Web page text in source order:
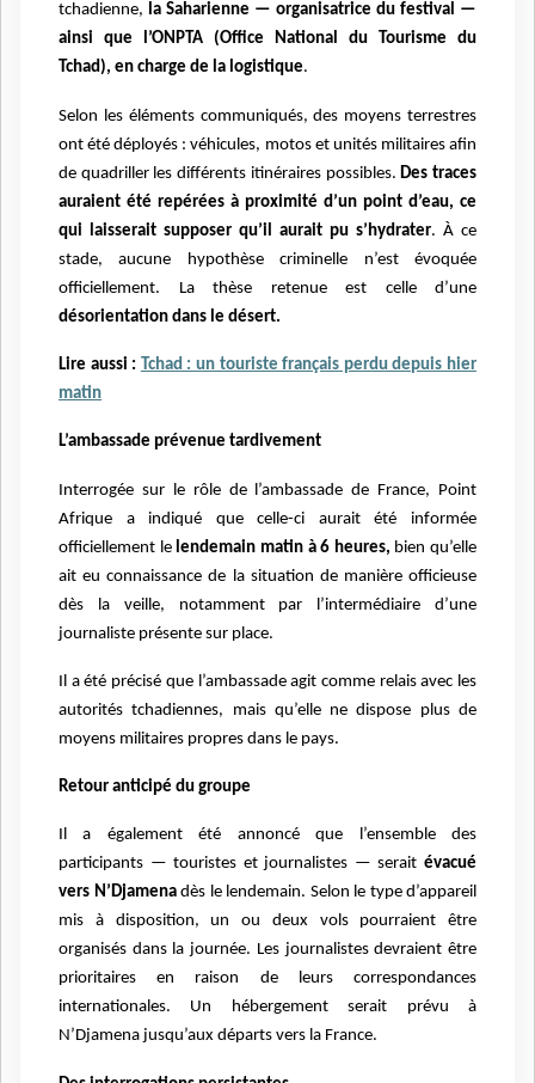
tchadienne, la Saharienne — organisatrice du festival —
ainsi que l’ONPTA (Office National du Tourisme du
Tchad), en charge de la logistique.
Selon les éléments communiqués, des moyens terrestres
ont été déployés : véhicules, motos et unités militaires afin
de quadriller les différents itinéraires possibles. Des traces
auraient été repérées à proximité d’un point d’eau, ce
qui laisserait supposer qu’il aurait pu s’hydrater. À ce
stade, aucune hypothèse criminelle n’est évoquée
officiellement. La thèse retenue est celle d’une
désorientation dans le désert.
Lire aussi :
Tchad : un touriste français perdu depuis hier
matin
L’ambassade prévenue tardivement
Interrogée sur le rôle de l’ambassade de France, Point
Afrique a indiqué que celle-ci aurait été informée
officiellement le lendemain matin à 6 heures, bien qu’elle
ait eu connaissance de la situation de manière officieuse
dès la veille, notamment par l’intermédiaire d’une
journaliste présente sur place.
Il a été précisé que l’ambassade agit comme relais avec les
autorités tchadiennes, mais qu’elle ne dispose plus de
moyens militaires propres dans le pays.
Retour anticipé du groupe
Il a également été annoncé que l’ensemble des
participants — touristes et journalistes — serait évacué
vers N’Djamenadès le lendemain. Selon le type d’appareil
mis à disposition, un ou deux vols pourraient être
organisés dans la journée. Les journalistes devraient être
prioritaires en raison de leurs correspondances
internationales. Un hébergement serait prévu à
N’Djamena jusqu’aux départs vers la France.